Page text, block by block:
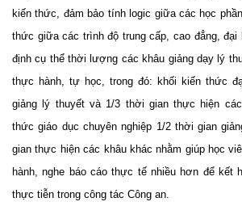
kiến thức, đảm bảo tính logic giữa các học
thức giữa các trình độ trung cấp, cao đẳng, đại
định cụ thể thời lượng các khâu giảng dạy lý
thực hành, tự học, trong đó: khối kiến thức
giảng lý thuyết và 1/3 thời gian thực hiện
thức giáo dục chuyên nghiệp 1/2 thời gian
gian thực hiện các khâu khác nhằm giúp học
hành, nghe báo cáo thực tế nhiều hơn để kết
thực tiễn trong công tác Công an.